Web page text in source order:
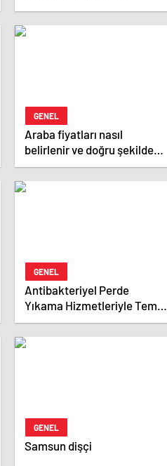
Hizmetler
GENEL
Araba fiyatları nasıl
belirlenir ve doğru şekilde
nasıl takip edilir
GENEL
Antibakteriyel Perde
Yıkama Hizmetleriyle Temiz
ve Güvenli Alanlar
GENEL
Samsun dişçi